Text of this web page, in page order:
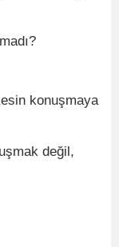
konuşmaya
değil,